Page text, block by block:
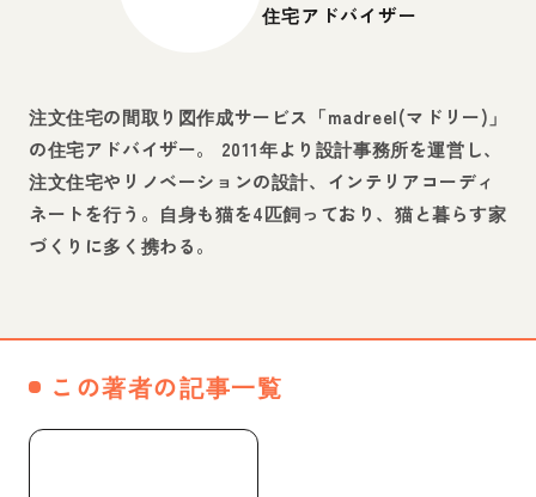
住宅アドバイザー
注文住宅の間取り図作成サービス「madreeI(マドリー)」
の住宅アドバイザー。 2011年より設計事務所を運営し、
注文住宅やリノベーションの設計、インテリアコーディ
ネートを行う。自身も猫を4匹飼っており、猫と暮らす家
づくりに多く携わる。
この著者の記事一覧